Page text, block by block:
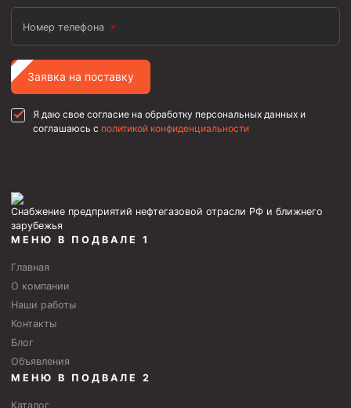
Муфта ОТТГ 168
Муфта ОТТГ 146
Муфта ОТТГ 127
Муфта ОТТГ 114
Оборудование для трубопроводов и манифольдов
высокого давления
Задвижки буровые
Противовыбросовое оборудование
Системы верхнего привода (СВП)
Номер телефона
Заявка на поставку
Я даю свое согласие на обработку персональных данных и
соглашаюсь с политикой конфиденциальности
Снабжение предприятий нефтегазовой отрасли РФ и ближнего
зарубежья
МЕНЮ В ПОДВАЛЕ 1
Главная
О компании
Наши работы
Контакты
Блог
Объявления
МЕНЮ В ПОДВАЛЕ 2
Каталог